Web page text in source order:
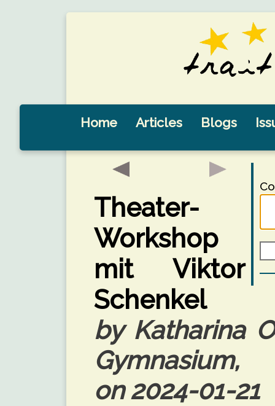
Home Articles Blogs
Theater-
Workshop
mit Viktor
Schenkel
by Katharina
Gymnasium,
on 2024-01-21